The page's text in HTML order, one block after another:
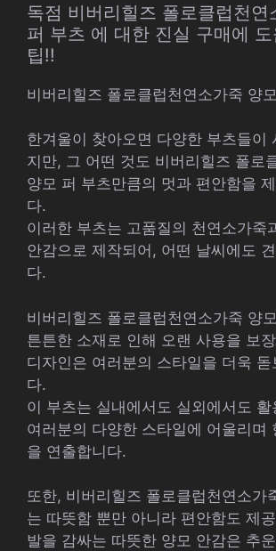
독점 비버리힐즈 폴로클럽천연
퍼 부츠 에 대한 진실 구매에
팁!!
비버리힐즈 폴로클럽천연소가죽 양
한겨울이 찾아오면 다양한 부츠들이
지만, 그 어떤 것도 비버리힐즈 폴로
양모 퍼 부츠만큼의 멋과 편안함을
다.
이러한 부츠는 고품질의 천연소가죽
안감으로 제작되어, 어떤 날씨에도
다.
비버리힐즈 폴로클럽천연소가죽 양
튼튼한 소재로 인해 오랜 사용을 보
디자인은 여러분의 스타일을 더욱 돋
다.
이 부츠는 실내에서도 실외에서도
여러분의 다양한 스타일에 어울리며
을 연출합니다.
또한, 비버리힐즈 폴로클럽천연소가
는 따뜻함 뿐만 아니라 편안함도 제
발을 감싸는 따뜻한 양모 안감은 추